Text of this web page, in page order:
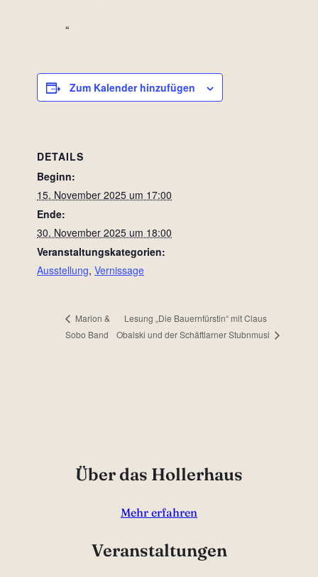
Zum Kalender hinzufügen
DETAILS
Beginn:
15. November 2025 um 17:00
Ende:
30. November 2025 um 18:00
Veranstaltungskategorien:
Ausstellung, Vernissage
Marion &
Sobo Band
Lesung „Die Bauernfürstin“ mit Claus
Obalski und der Schäftlarner Stubnmusi
Über das Hollerhaus
Mehr erfahren
Veranstaltungen